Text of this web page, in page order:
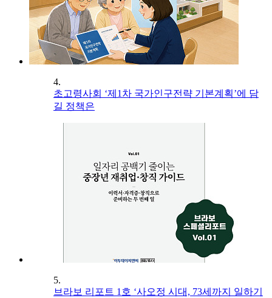
4.
초고령사회 ‘제1차 국가인구전략 기본계획’에 담
길 정책은
5.
브라보 리포트 1호 ‘사오정 시대, 73세까지 일하기